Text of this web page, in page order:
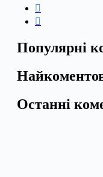
Популярні
Останні